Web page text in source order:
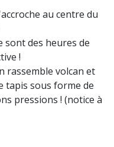
au centre du
sont des heures de
!
rassemble volcan et
tapis sous forme de
pressions ! (notice à